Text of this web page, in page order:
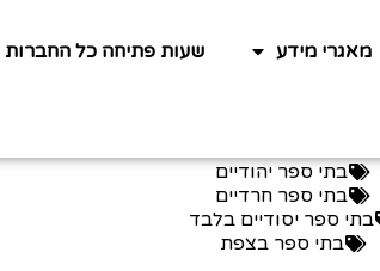
מאגרי מידע שעות פתיחה כל החברות
בתי ספר יהודיים
בתי ספר חרדיים
בתי ספר יסודיים בלבד
בתי ספר בצפת